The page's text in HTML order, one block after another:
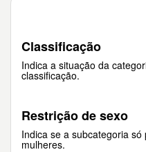
Classificação
Indica a situação da
classificação.
Restrição de sexo
Indica se a subcategoria
mulheres.